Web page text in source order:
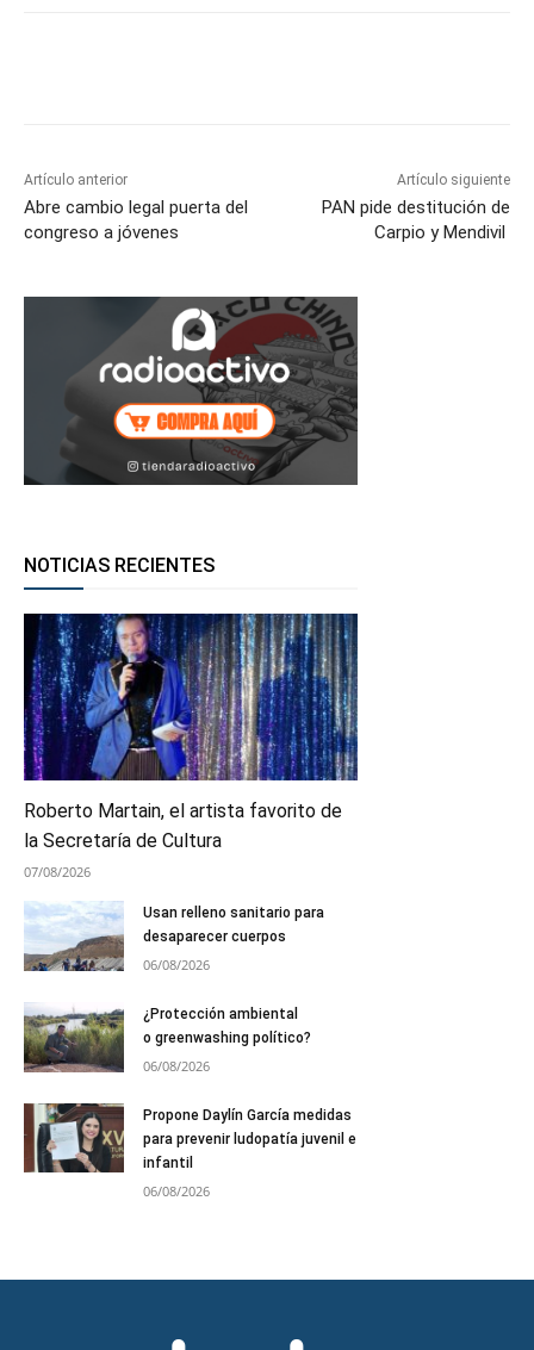
Artículo anterior
Abre cambio legal puerta del
congreso a jóvenes
Artículo siguiente
PAN pide destitución de
Carpio y Mendivil
NOTICIAS RECIENTES
Roberto Martain, el artista favorito de
la Secretaría de Cultura
07/08/2026
Usan relleno sanitario para
desaparecer cuerpos
06/08/2026
¿Protección ambiental
o greenwashing político?
06/08/2026
Propone Daylín García medidas
para prevenir ludopatía juvenil e
infantil
06/08/2026